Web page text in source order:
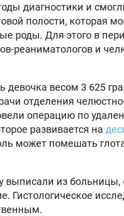
диагностики и
полости, которая
роды. Для этого в
реаниматологов и
девочка весом 3 625
отделения
операцию по
развивается на
может помешать
из больницы,